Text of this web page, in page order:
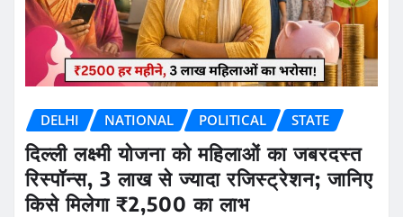
DELHI NATIONAL POLITICAL STATE
दिल्ली लक्ष्मी योजना को महिलाओं का जबरदस्त
रिस्पॉन्स, 3 लाख से ज्यादा रजिस्ट्रेशन; जानिए
किसे मिलेगा ₹2,500 का लाभ